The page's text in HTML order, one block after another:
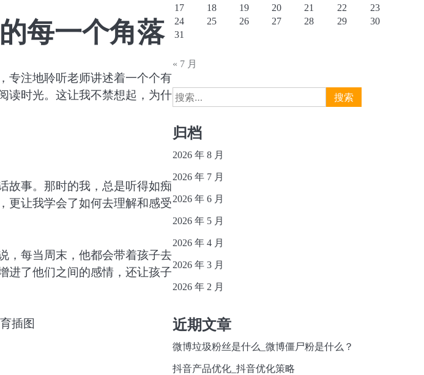
每一个角落
专注地聆听老师讲述着一个个有
读时光。这让我不禁想起，为什
故事。那时的我，总是听得如痴
更让我学会了如何去理解和感受
，每当周末，他都会带着孩子去
进了他们之间的感情，还让孩子
17
18 19 20 21 22
23
24
25 26 27 28 29
30
31
« 7 月
搜
索：
归档
2026 年 8 月
2026 年 7 月
2026 年 6 月
2026 年 5 月
2026 年 4 月
2026 年 3 月
2026 年 2 月
近期文章
微博垃圾粉丝是什么_微博僵尸粉是什么？
抖音产品优化_抖音优化策略